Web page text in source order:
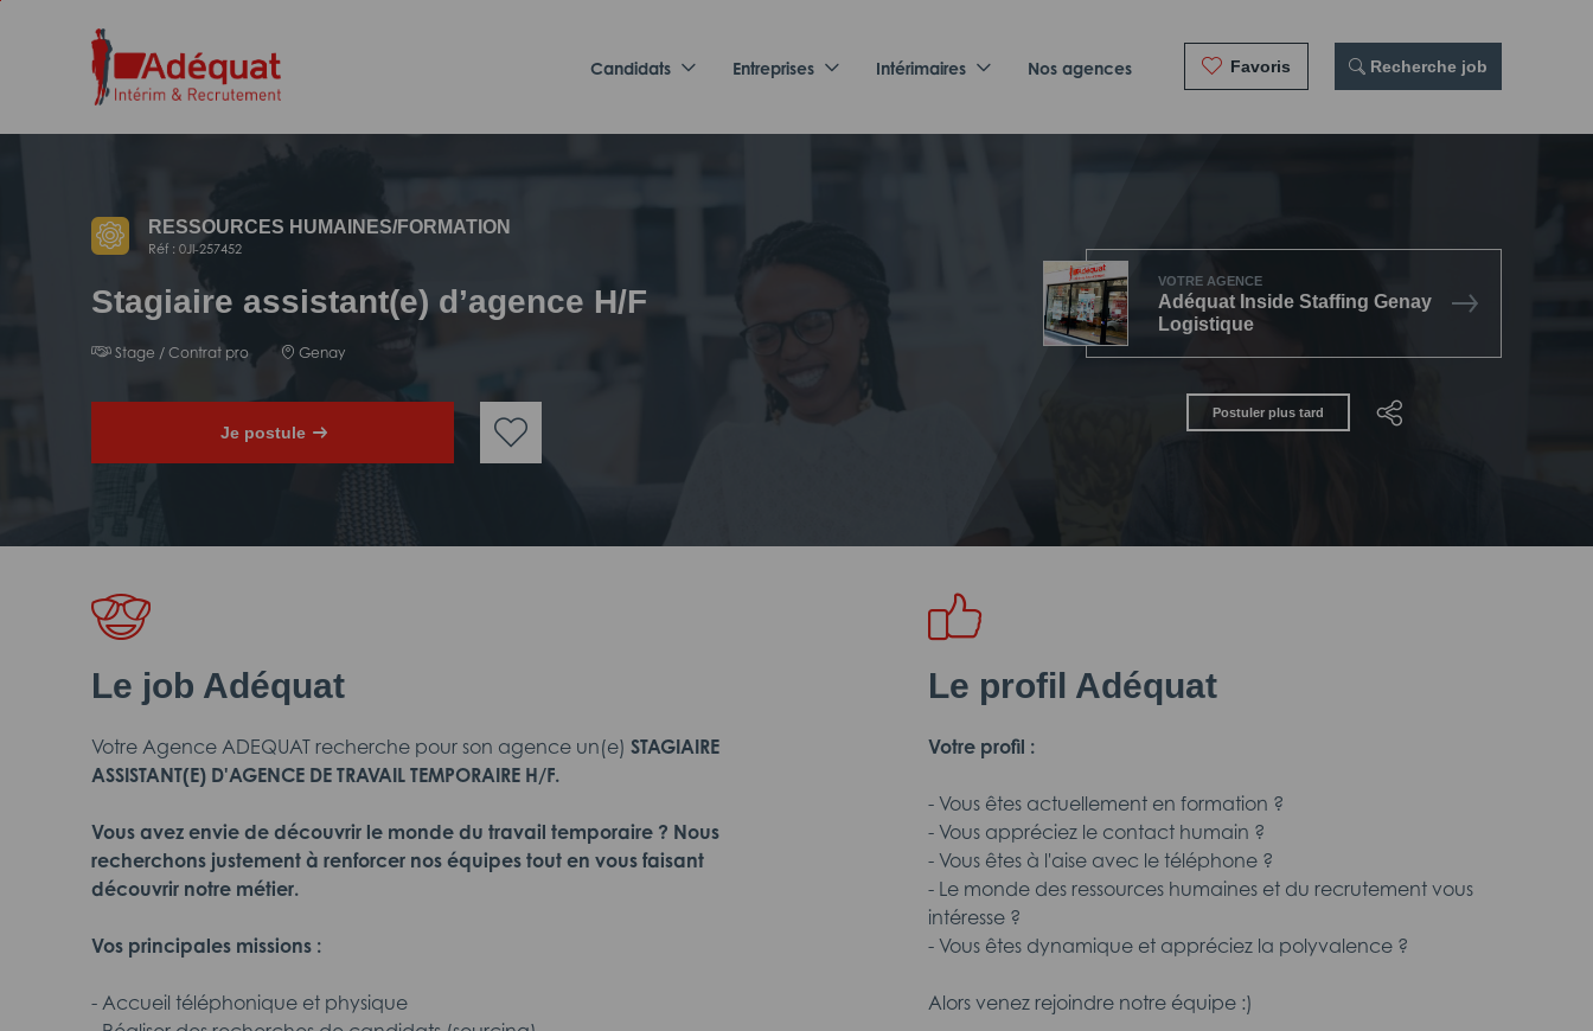
navigation
Candidats Entreprises Intérimaires Nos agences Favoris Recherche job
RESSOURCES HUMAINES/FORMATION
Réf : 0JI-257452
Stagiaire assistant(e) d’agence H/F
Stage / Contrat pro Genay
Je postule
VOTRE AGENCE
Adéquat Inside Staffing Genay
Logistique
Postuler plus tard
Le job Adéquat
Votre Agence ADEQUAT recherche pour son agence un(e) STAGIAIRE
ASSISTANT(E) D'AGENCE DE TRAVAIL TEMPORAIRE H/F.
Vous avez envie de découvrir le monde du travail temporaire ? Nous
recherchons justement à renforcer nos équipes tout en vous faisant
découvrir notre métier.
Vos principales missions :
- Accueil téléphonique et physique
Le profil Adéquat
Votre profil :
- Vous êtes actuellement en formation ?
- Vous appréciez le contact humain ?
- Vous êtes à l'aise avec le téléphone ?
- Le monde des ressources humaines et du recrutement vous
intéresse ?
- Vous êtes dynamique et appréciez la polyvalence ?
Alors venez rejoindre notre équipe :)